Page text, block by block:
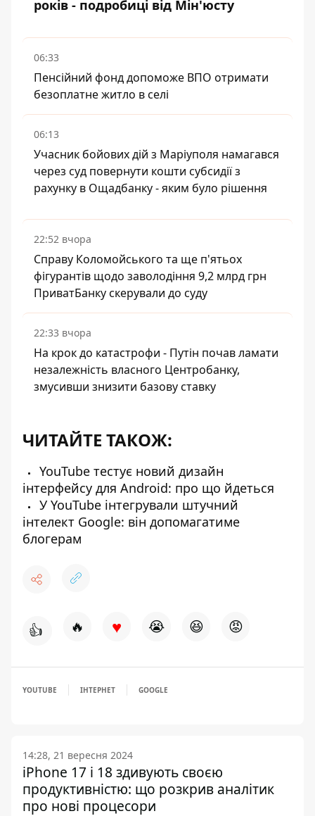
років - подробиці від Мін'юсту
06:33
Пенсійний фонд допоможе ВПО отримати
безоплатне житло в селі
06:13
Учасник бойових дій з Маріуполя намагався
через суд повернути кошти субсидії з
рахунку в Ощадбанку - яким було рішення
22:52 вчора
Справу Коломойського та ще п'ятьох
фігурантів щодо заволодіння 9,2 млрд грн
ПриватБанку скерували до суду
22:33 вчора
На крок до катастрофи - Путін почав ламати
незалежність власного Центробанку,
змусивши знизити базову ставку
ЧИТАЙТЕ ТАКОЖ:
YouTube тестує новий дизайн
інтерфейсу для Android: про що йдеться
У YouTube інтегрували штучний
інтелект Google: він допомагатиме
блогерам
👍 🔥 ♥ 😭 😆 😡
YOUTUBE ІНТЕРНЕТ GOOGLE
14:28, 21 вересня 2024
iPhone 17 і 18 здивують своєю
продуктивністю: що розкрив аналітик
про нові процесори